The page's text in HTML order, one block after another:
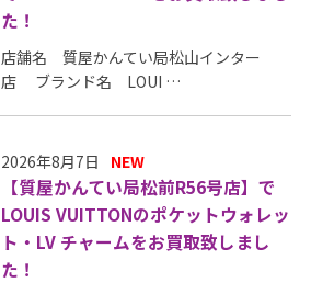
た！
店舗名 質屋かんてい局松山インター
店 ブランド名 LOUI …
2026年8月7日 NEW
【質屋かんてい局松前R56号店】で
LOUIS VUITTONのポケットウォレッ
ト・LV チャームをお買取致しまし
た！